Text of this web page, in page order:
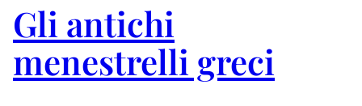
Gli antichi
menestrelli greci